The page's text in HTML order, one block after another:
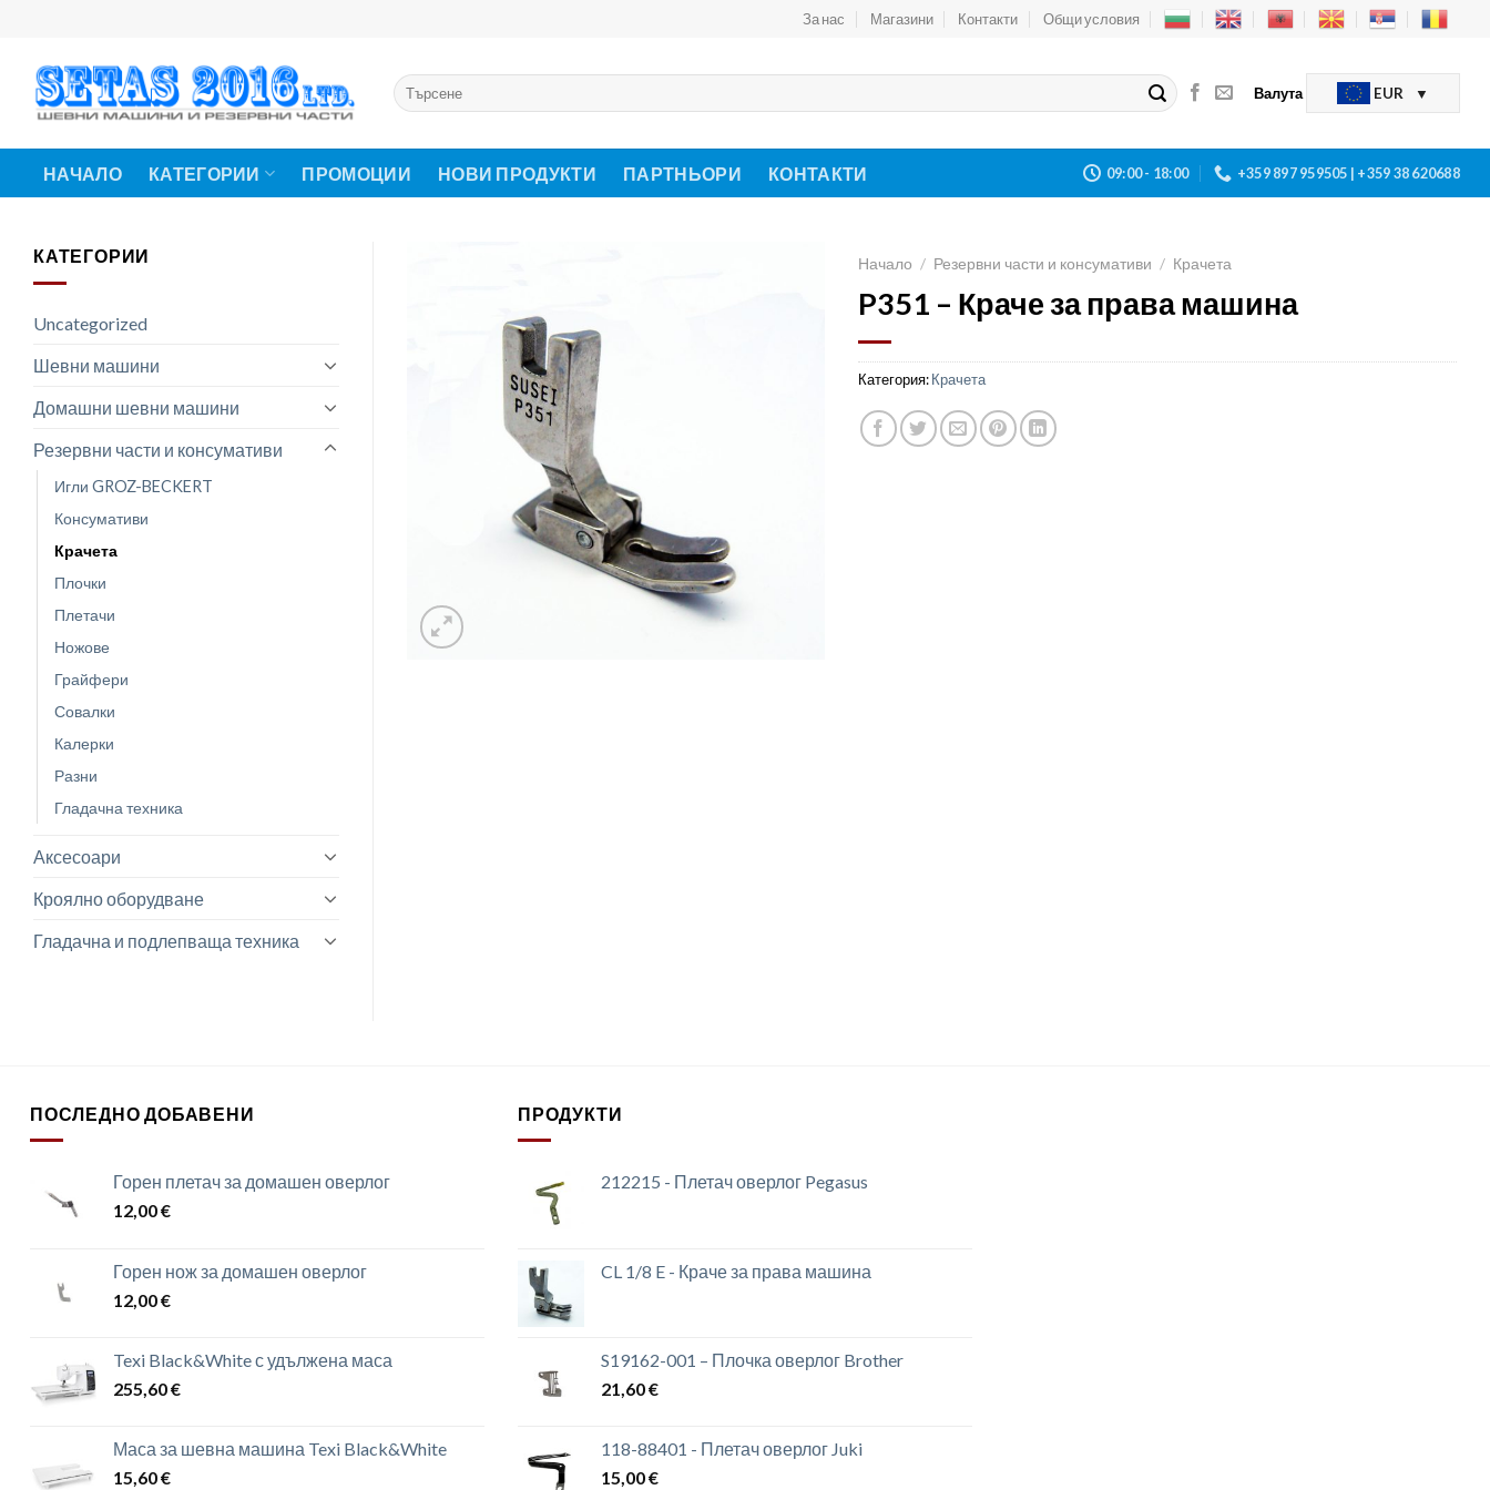
content
За нас Магазини Контакти Общи условия
Търсене
за:
Валута EUR
НАЧАЛО КАТЕГОРИИ ПРОМОЦИИ НОВИ ПРОДУКТИ ПАРТНЬОРИ КОНТАКТИ 09:00 - 18:00 +359 897 959505 | +359 38 620688
КАТЕГОРИИ
Uncategorized
Шевни машини
Домашни шевни машини
Резервни части и консумативи
Игли GROZ-BECKERT
Консумативи
Крачета
Плочки
Плетачи
Ножове
Грайфери
Совалки
Калерки
Разни
Гладачна техника
Аксесоари
Кроялно оборудване
Гладачна и подлепваща техника
Начало / Резервни части и консумативи / Крачета
P351 – Краче за права машина
Категория:Крачета
ПОСЛЕДНО ДОБАВЕНИ
Горен плетач за домашен оверлог
12,00€
Горен нож за домашен оверлог
12,00€
Texi Black&White с удължена маса
255,60€
Маса за шевна машина Texi Black&White
15,60€
ПРОДУКТИ
212215 - Плетач оверлог Pegasus
CL 1/8 E - Краче за права машина
S19162-001 – Плочка оверлог Brother
21,60€
118-88401 - Плетач оверлог Juki
15,00€